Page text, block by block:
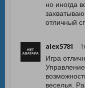
но иногда
отличный
alex5781
Игра
веселья.